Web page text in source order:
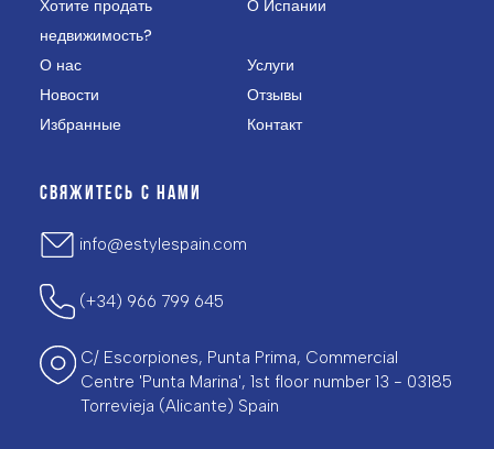
Хотите продать
недвижимость?
О Испании
О нас
Услуги
Новости
Отзывы
Избранные
Контакт
СВЯЖИТЕСЬ С НАМИ
info@estylespain.com
(+34) 966 799 645
C/ Escorpiones, Punta Prima, Commercial
Centre 'Punta Marina', 1st floor number 13 - 03185
Torrevieja (Alicante) Spain